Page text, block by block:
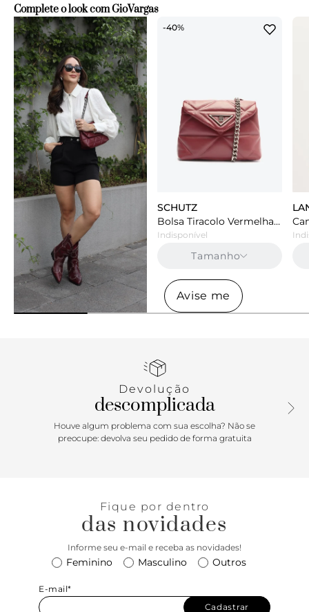
Complete o look com GioVargas
-40%
SCHUTZ
Bolsa Tiracolo Vermelha Schutz Média Poppy Couro
Indisponível
Tamanho
Avise me
-50%
AREZZO
Indisponível
Tamanho
Avise me
Devolução
descomplicada
Houve algum problema com sua escolha? Não se
preocupe: devolva seu pedido de forma gratuita
Fique por dentro
das novidades
Informe seu e-mail e receba as novidades!
Feminino Masculino Outros
E-mail*
Cadastrar